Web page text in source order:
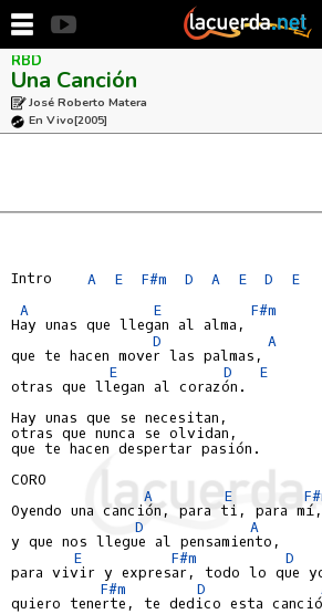
RBD
Una Canción
José Roberto Matera
En Vivo[2005]
Intro A E F#m D A E D
E
A
E
F#m
Hay unas que llegan al alma,
D
A
que te hacen mover las palmas,
E
D
E
otras que llegan al corazón.
Hay unas que se necesitan,
otras que nunca se olvidan,
que te hacen despertar pasión.
CORO
A
E
Oyendo una canción, para ti, para mí,
D
A
y que nos llegue al pensamiento,
E
F#m D
para vivir y expresar, todo lo que
F#m
D
quiero tenerte, te dedico esta